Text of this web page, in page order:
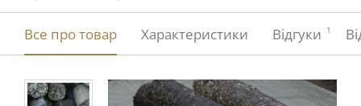
Все про товар Характеристики Відгуки 1